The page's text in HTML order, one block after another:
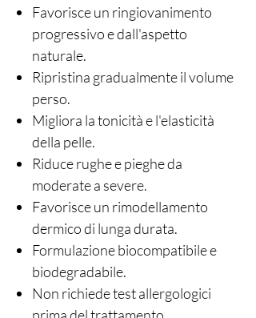
Favorisce un ringiovanimento
progressivo e dall'aspetto
naturale.
Ripristina gradualmente il volume
perso.
Migliora la tonicità e l'elasticità
della pelle.
Riduce rughe e pieghe da
moderate a severe.
Favorisce un rimodellamento
dermico di lunga durata.
Formulazione biocompatibile e
biodegradabile.
Non richiede test allergologici